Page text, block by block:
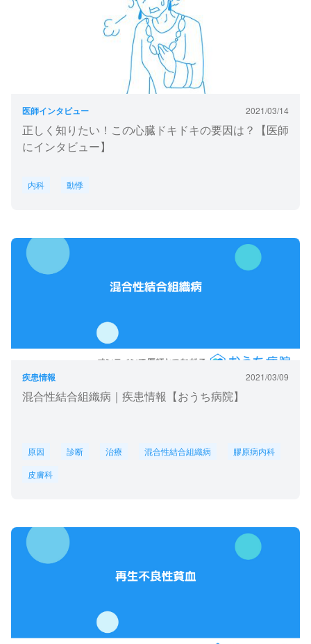
医師インタビュー 2021/03/14
正しく知りたい！この心臓ドキドキの要因は？【医師
にインタビュー】
内科 動悸
疾患情報 2021/03/09
混合性結合組織病｜疾患情報【おうち病院】
原因 診断 治療 混合性結合組織病
膠原病内科
皮膚科